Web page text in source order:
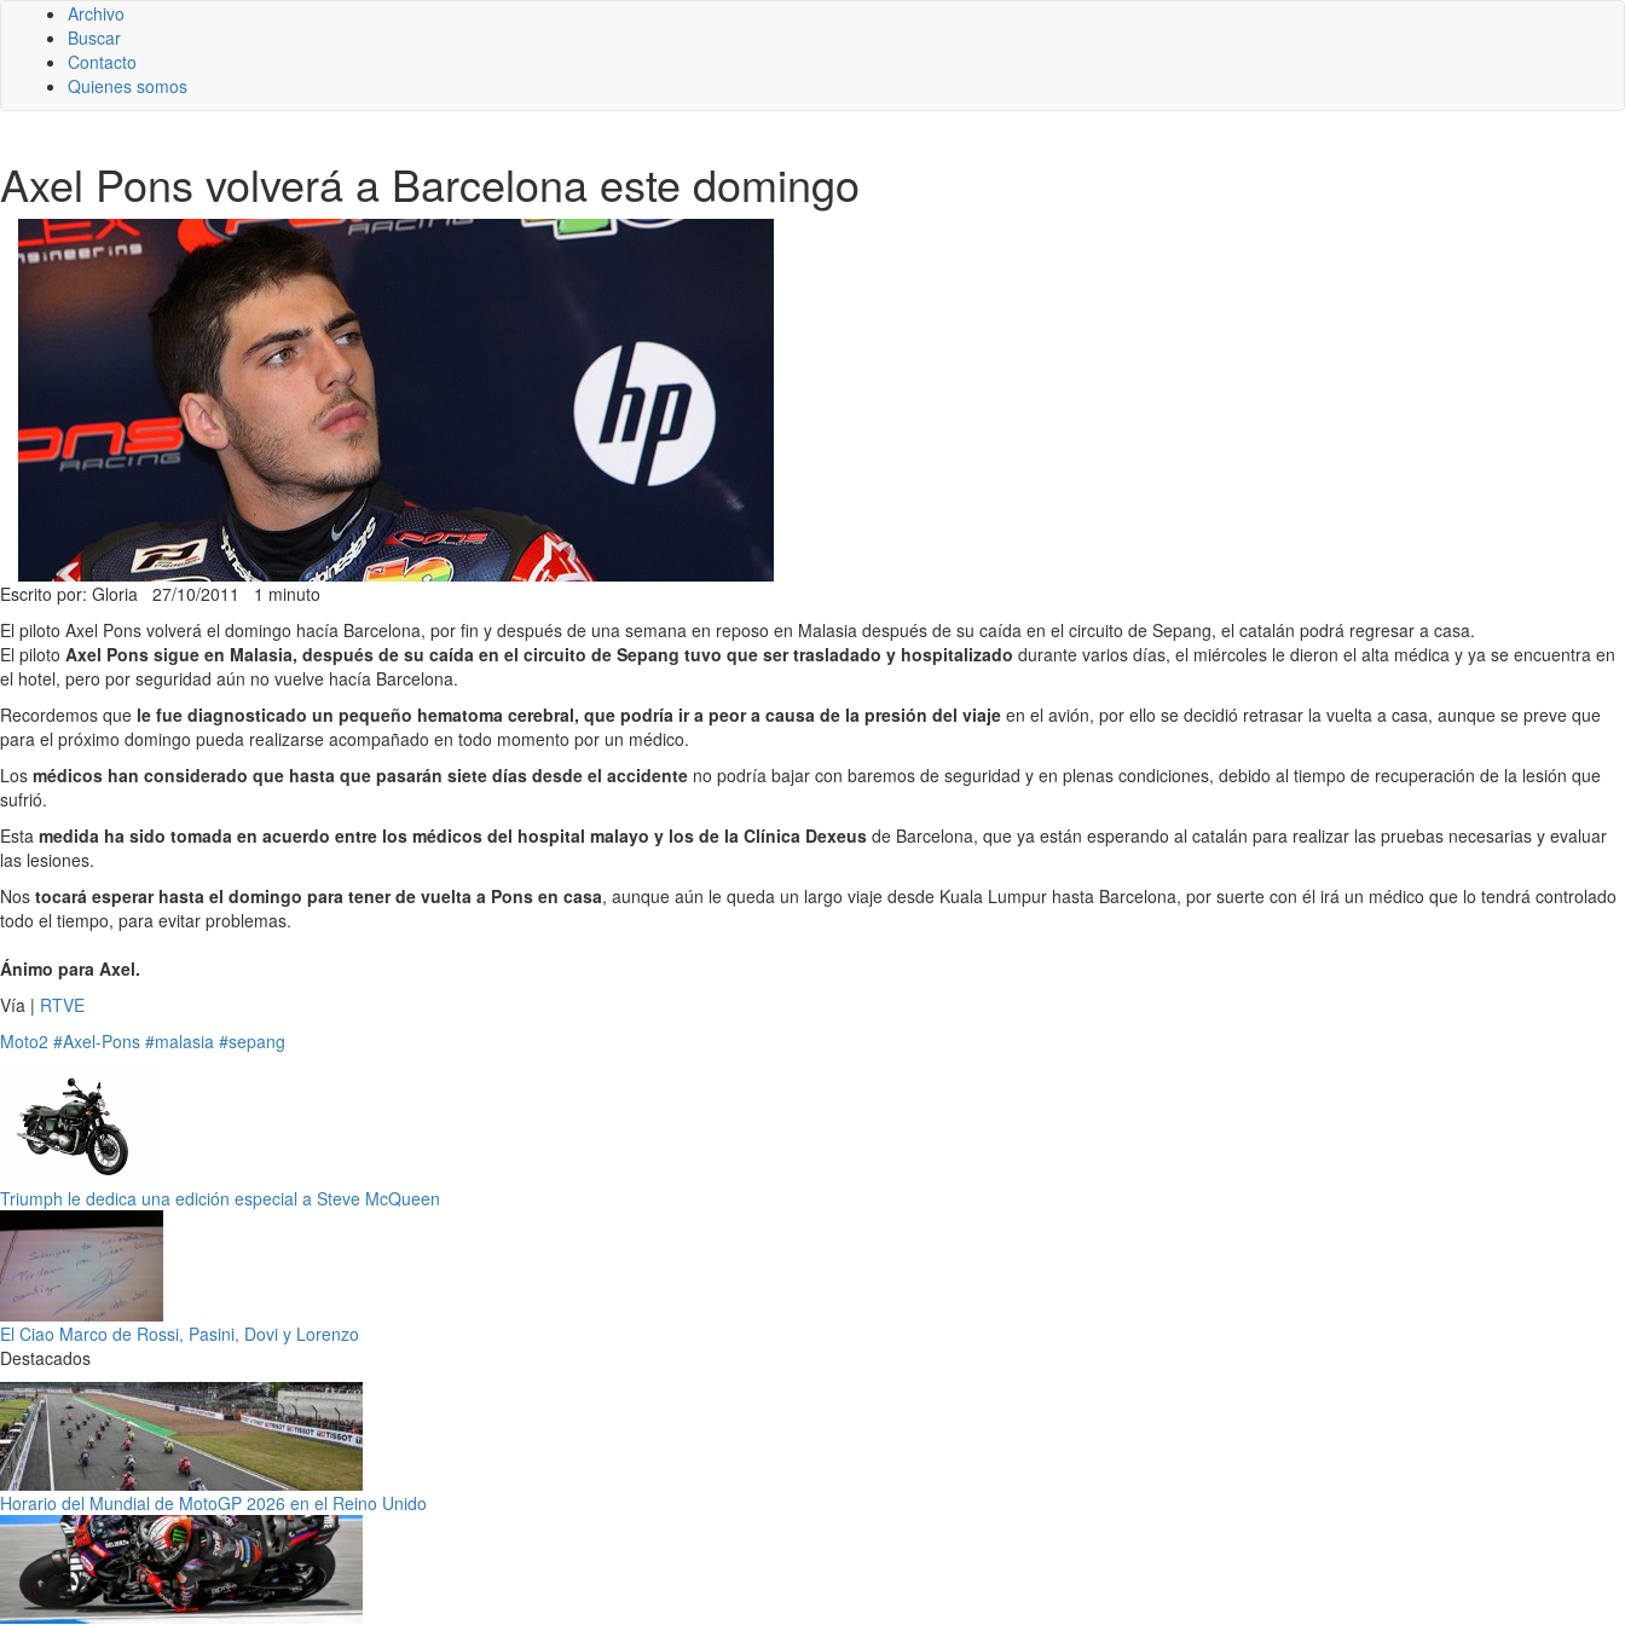
Archivo
Buscar
Contacto
Quienes somos
Axel Pons volverá a Barcelona este domingo
Escrito por: Gloria 27/10/2011 1 minuto
El piloto Axel Pons volverá el domingo hacía Barcelona, por fin y después de una semana en reposo en Malasia después de su caída en el circuito de Sepang, el catalán podrá regresar a casa.
El piloto Axel Pons sigue en Malasia, después de su caída en el circuito de Sepang tuvo que ser trasladado y hospitalizado durante varios días, el miércoles le dieron el alta médica y ya se encuentra en
el hotel, pero por seguridad aún no vuelve hacía Barcelona.
Recordemos que le fue diagnosticado un pequeño hematoma cerebral, que podría ir a peor a causa de la presión del viaje en el avión, por ello se decidió retrasar la vuelta a casa, aunque se preve que
para el próximo domingo pueda realizarse acompañado en todo momento por un médico.
Los médicos han considerado que hasta que pasarán siete días desde el accidente no podría bajar con baremos de seguridad y en plenas condiciones, debido al tiempo de recuperación de la lesión que
sufrió.
Esta medida ha sido tomada en acuerdo entre los médicos del hospital malayo y los de la Clínica Dexeus de Barcelona, que ya están esperando al catalán para realizar las pruebas necesarias y evaluar
las lesiones.
Nos tocará esperar hasta el domingo para tener de vuelta a Pons en casa, aunque aún le queda un largo viaje desde Kuala Lumpur hasta Barcelona, por suerte con él irá un médico que lo tendrá controlado
todo el tiempo, para evitar problemas.
Ánimo para Axel.
Vía | RTVE
Moto2 #Axel-Pons #malasia #sepang
Triumph le dedica una edición especial a Steve McQueen
El Ciao Marco de Rossi, Pasini, Dovi y Lorenzo
Destacados
Horario del Mundial de MotoGP 2026 en el Reino Unido